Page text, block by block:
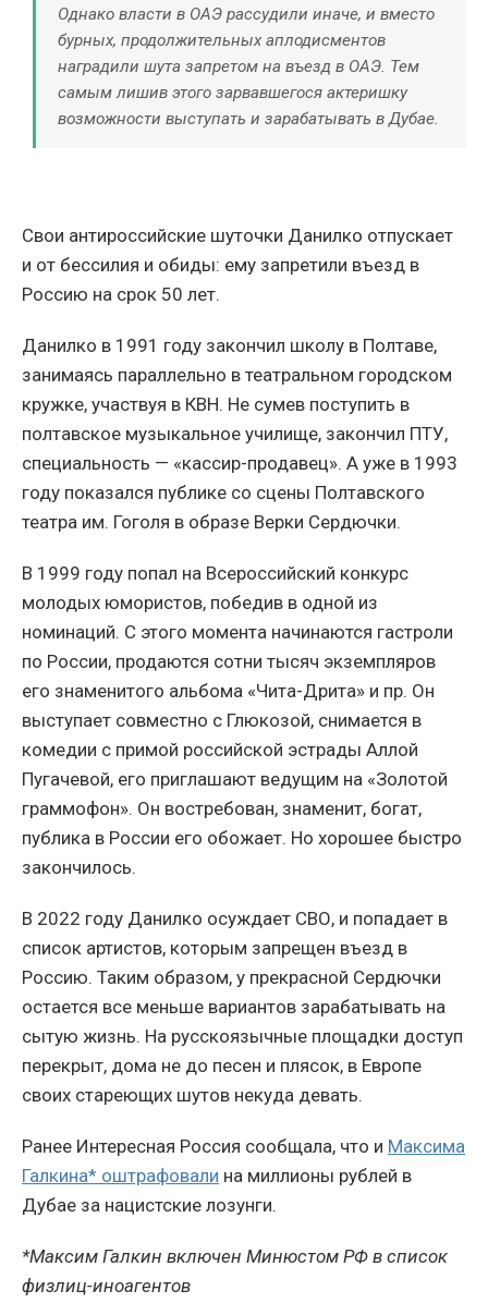
Однако власти в ОАЭ рассудили иначе, и вместо
бурных, продолжительных аплодисментов
наградили шута запретом на въезд в ОАЭ. Тем
самым лишив этого зарвавшегося актеришку
возможности выступать и зарабатывать в Дубае.
Свои антироссийские шуточки Данилко отпускает
и от бессилия и обиды: ему запретили въезд в
Россию на срок 50 лет.
Данилко в 1991 году закончил школу в Полтаве,
занимаясь параллельно в театральном городском
кружке, участвуя в КВН. Не сумев поступить в
полтавское музыкальное училище, закончил ПТУ,
специальность — «кассир-продавец». А уже в 1993
году показался публике со сцены Полтавского
театра им. Гоголя в образе Верки Сердючки.
В 1999 году попал на Всероссийский конкурс
молодых юмористов, победив в одной из
номинаций. С этого момента начинаются гастроли
по России, продаются сотни тысяч экземпляров
его знаменитого альбома «Чита-Дрита» и пр. Он
выступает совместно с Глюкозой, снимается в
комедии с примой российской эстрады Аллой
Пугачевой, его приглашают ведущим на «Золотой
граммофон». Он востребован, знаменит, богат,
публика в России его обожает. Но хорошее быстро
закончилось.
В 2022 году Данилко осуждает СВО, и попадает в
список артистов, которым запрещен въезд в
Россию. Таким образом, у прекрасной Сердючки
остается все меньше вариантов зарабатывать на
сытую жизнь. На русскоязычные площадки доступ
перекрыт, дома не до песен и плясок, в Европе
своих стареющих шутов некуда девать.
Ранее Интересная Россия сообщала, что и Максима
Галкина* оштрафовали на миллионы рублей в
Дубае за нацистские лозунги.
*Максим Галкин включен Минюстом РФ в список
физлиц-иноагентов